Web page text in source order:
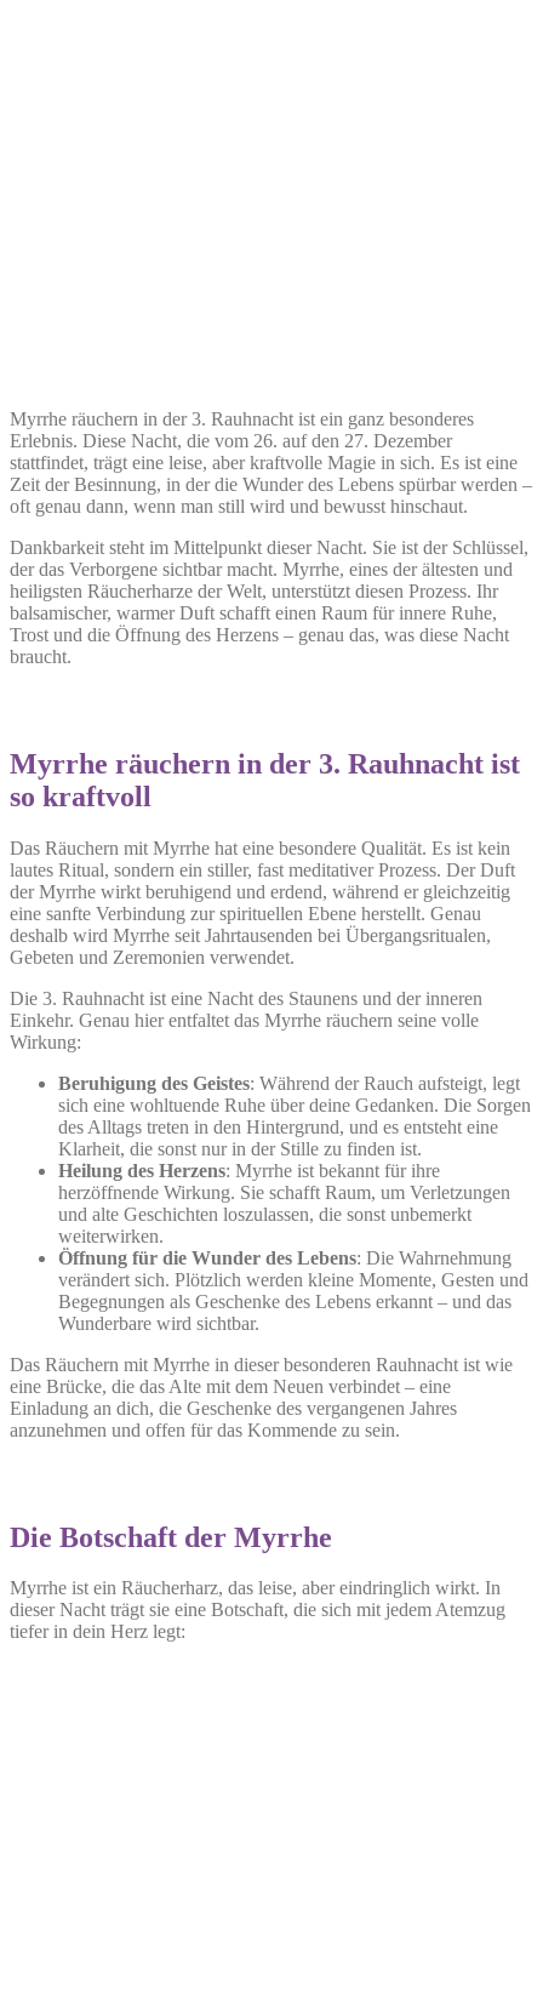
Myrrhe räuchern in der 3. Rauhnacht ist ein ganz besonderes
Erlebnis. Diese Nacht, die vom 26. auf den 27. Dezember
stattfindet, trägt eine leise, aber kraftvolle Magie in sich. Es ist eine
Zeit der Besinnung, in der die Wunder des Lebens spürbar werden –
oft genau dann, wenn man still wird und bewusst hinschaut.
Dankbarkeit steht im Mittelpunkt dieser Nacht. Sie ist der Schlüssel,
der das Verborgene sichtbar macht. Myrrhe, eines der ältesten und
heiligsten Räucherharze der Welt, unterstützt diesen Prozess. Ihr
balsamischer, warmer Duft schafft einen Raum für innere Ruhe,
Trost und die Öffnung des Herzens – genau das, was diese Nacht
braucht.
Myrrhe räuchern in der 3. Rauhnacht ist
so kraftvoll
Das Räuchern mit Myrrhe hat eine besondere Qualität. Es ist kein
lautes Ritual, sondern ein stiller, fast meditativer Prozess. Der Duft
der Myrrhe wirkt beruhigend und erdend, während er gleichzeitig
eine sanfte Verbindung zur spirituellen Ebene herstellt. Genau
deshalb wird Myrrhe seit Jahrtausenden bei Übergangsritualen,
Gebeten und Zeremonien verwendet.
Die 3. Rauhnacht ist eine Nacht des Staunens und der inneren
Einkehr. Genau hier entfaltet das Myrrhe räuchern seine volle
Wirkung:
Beruhigung des Geistes: Während der Rauch aufsteigt, legt
sich eine wohltuende Ruhe über deine Gedanken. Die Sorgen
des Alltags treten in den Hintergrund, und es entsteht eine
Klarheit, die sonst nur in der Stille zu finden ist.
Heilung des Herzens: Myrrhe ist bekannt für ihre
herzöffnende Wirkung. Sie schafft Raum, um Verletzungen
und alte Geschichten loszulassen, die sonst unbemerkt
weiterwirken.
Öffnung für die Wunder des Lebens: Die Wahrnehmung
verändert sich. Plötzlich werden kleine Momente, Gesten und
Begegnungen als Geschenke des Lebens erkannt – und das
Wunderbare wird sichtbar.
Das Räuchern mit Myrrhe in dieser besonderen Rauhnacht ist wie
eine Brücke, die das Alte mit dem Neuen verbindet – eine
Einladung an dich, die Geschenke des vergangenen Jahres
anzunehmen und offen für das Kommende zu sein.
Die Botschaft der Myrrhe
Myrrhe ist ein Räucherharz, das leise, aber eindringlich wirkt. In
dieser Nacht trägt sie eine Botschaft, die sich mit jedem Atemzug
tiefer in dein Herz legt: